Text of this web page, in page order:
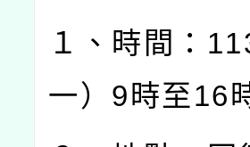
１、時間：
一） 9 時至16